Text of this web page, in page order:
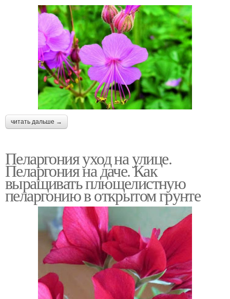
читать дальше →
Пеларгония уход на улице.
Пеларгония на даче. Как
выращивать плющелистную
пеларгонию в открытом грунте